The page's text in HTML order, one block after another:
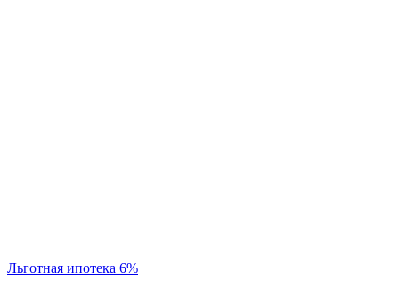
Льготная ипотека 6%